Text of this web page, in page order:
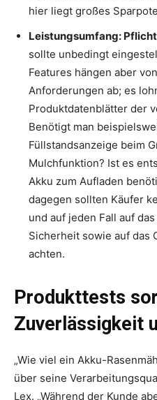
hier liegt großes
Leistungsumfang:
sollte unbedingt
Features hängen aber
Anforderungen ab; es
Produktdatenblätter der
Benötigt man
Füllstandsanzeige beim
Mulchfunktion? Ist es
Akku zum Aufladen
dagegen sollten Käufer
und auf jeden Fall auf
Sicherheit sowie auf das
achten.
Produkttests
Zuverlässigkeit
„Wie viel ein Akku-
über seine
Lex. „Während der Kunde